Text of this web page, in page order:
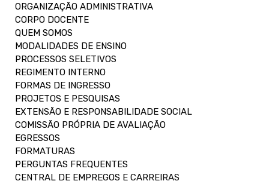
ORGANIZAÇÃO ADMINISTRATIVA
CORPO DOCENTE
QUEM SOMOS
MODALIDADES DE ENSINO
PROCESSOS SELETIVOS
REGIMENTO INTERNO
FORMAS DE INGRESSO
PROJETOS E PESQUISAS
EXTENSÃO E RESPONSABILIDADE SOCIAL
COMISSÃO PRÓPRIA DE AVALIAÇÃO
EGRESSOS
FORMATURAS
PERGUNTAS FREQUENTES
CENTRAL DE EMPREGOS E CARREIRAS